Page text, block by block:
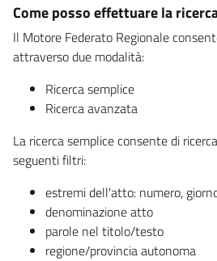
Come posso effettuare la
Il Motore Federato Regionale
attraverso due modalità:
Ricerca semplice
Ricerca avanzata
La ricerca semplice consente di
seguenti filtri:
estremi dell'atto: numero,
denominazione atto
parole nel titolo/testo
regione/provincia autonoma